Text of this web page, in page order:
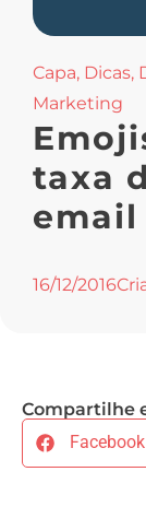
Capa, Dicas,
Marketing
taxa
email
16/12/2016
Compartilhe
Facebook